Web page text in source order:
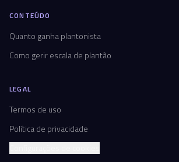
CONTEÚDO
Quanto ganha plantonista
Como gerir escala de plantão
LEGAL
Termos de uso
Política de privacidade